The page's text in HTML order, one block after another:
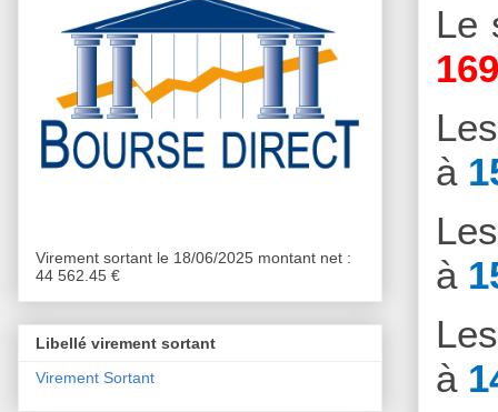
Le
à
à
à
Virement sortant le 18/06/2025 montant net :
44 562.45 €
Libellé virement sortant
Virement Sortant